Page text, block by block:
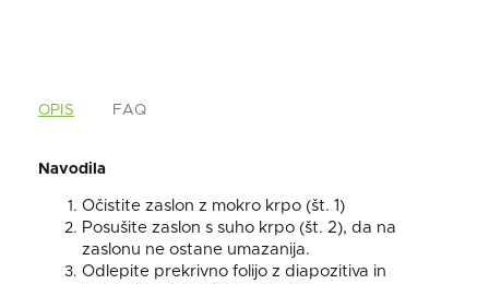
OPIS FAQ
Navodila
Očistite zaslon z mokro krpo (št. 1)
Posušite zaslon s suho krpo (št. 2), da na
zaslonu ne ostane umazanija.
Odlepite prekrivno folijo z diapozitiva in